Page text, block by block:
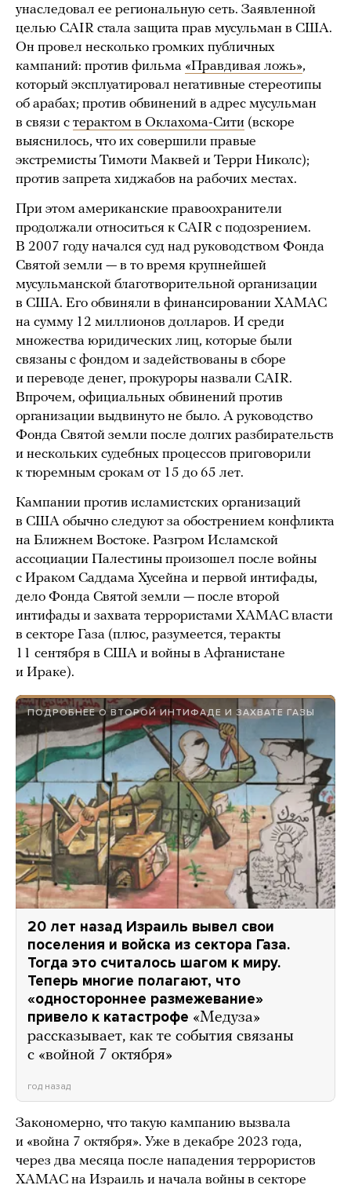
унаследовал ее региональную сеть. Заявленной
целью CAIR стала защита прав мусульман в США.
Он провел несколько громких публичных
кампаний: против фильма «Правдивая ложь»,
который эксплуатировал негативные стереотипы
об арабах; против обвинений в адрес мусульман
в связи с терактом в Оклахома-Сити (вскоре
выяснилось, что их совершили правые
экстремисты Тимоти Маквей и Терри Николс);
против запрета хиджабов на рабочих местах.
При этом американские правоохранители
продолжали относиться к CAIR с подозрением.
В 2007 году начался суд над руководством Фонда
Святой земли — в то время крупнейшей
мусульманской благотворительной организации
в США. Его обвиняли в финансировании ХАМАС
на сумму 12 миллионов долларов. И среди
множества юридических лиц, которые были
связаны с фондом и задействованы в сборе
и переводе денег, прокуроры назвали CAIR.
Впрочем, официальных обвинений против
организации выдвинуто не было. А руководство
Фонда Святой земли после долгих разбирательств
и нескольких судебных процессов приговорили
к тюремным срокам от 15 до 65 лет.
Кампании против исламистских организаций
в США обычно следуют за обострением конфликта
на Ближнем Востоке. Разгром Исламской
ассоциации Палестины произошел после войны
с Ираком Саддама Хусейна и первой интифады,
дело Фонда Святой земли — после второй
интифады и захвата террористами ХАМАС власти
в секторе Газа (плюс, разумеется, теракты
11 сентября в США и войны в Афганистане
и Ираке).
ПОДРОБНЕЕ О ВТОРОЙ ИНТИФАДЕ И ЗАХВАТЕ ГАЗЫ
20 лет назад Израиль вывел свои
поселения и войска из сектора Газа.
Тогда это считалось шагом к миру.
Теперь многие полагают, что
«одностороннее размежевание»
привело к катастрофе «Медуза»
рассказывает, как те события связаны
с «войной 7 октября»
год назад
Закономерно, что такую кампанию вызвала
и «война 7 октября». Уже в декабре 2023 года,
через два месяца после нападения террористов
ХАМАС на Израиль и начала войны в секторе